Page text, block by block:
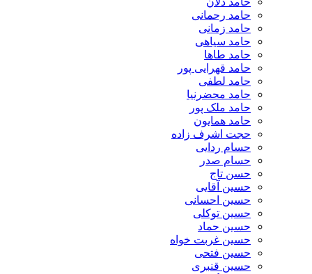
حامد رحمانی
حامد زمانی
حامد سیاهی
حامد طاها
حامد قهرایی پور
حامد لطفی
حامد محضرنیا
حامد ملک پور
حامد همایون
حجت اشرف زاده
حسام ردایی
حسام صدر
حسن تاج
حسین آقایی
حسین احسانی
حسین توکلی
حسین حماد
حسین غربت خواه
حسین فتحی
حسین قنبری